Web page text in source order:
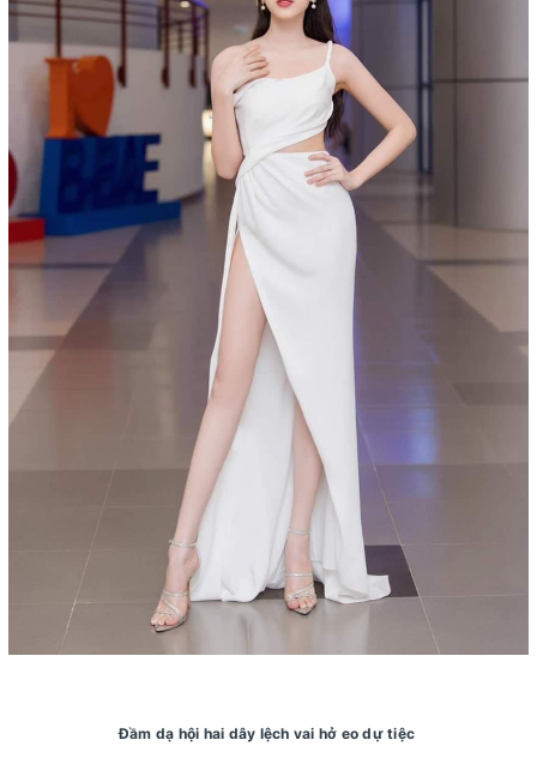
Đầm dạ hội hai dây lệch vai hở eo dự tiệc